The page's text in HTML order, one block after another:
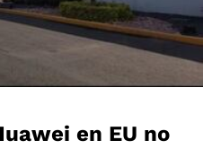
en EU no